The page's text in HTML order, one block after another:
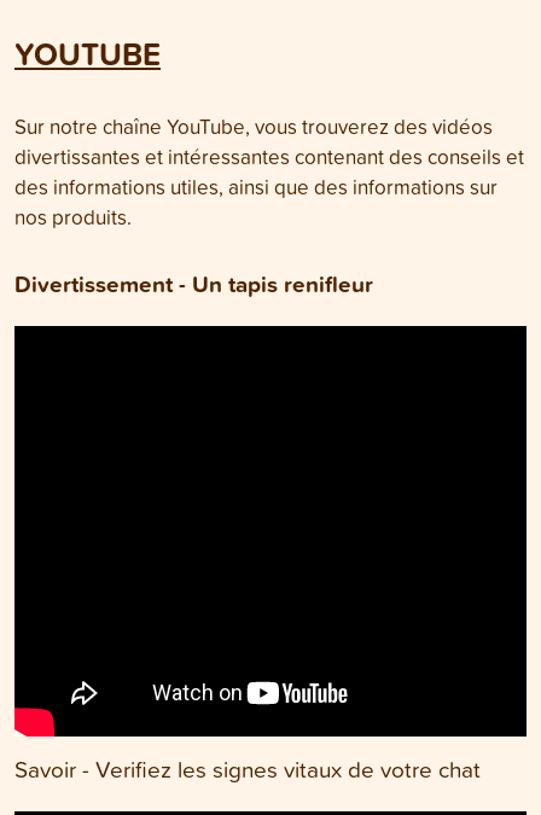
YOUTUBE
Sur notre chaîne YouTube, vous trouverez des vidéos
divertissantes et intéressantes contenant des conseils et
des informations utiles, ainsi que des informations sur
nos produits.
Divertissement - Un tapis renifleur
Savoir - Verifiez les signes vitaux de votre chat